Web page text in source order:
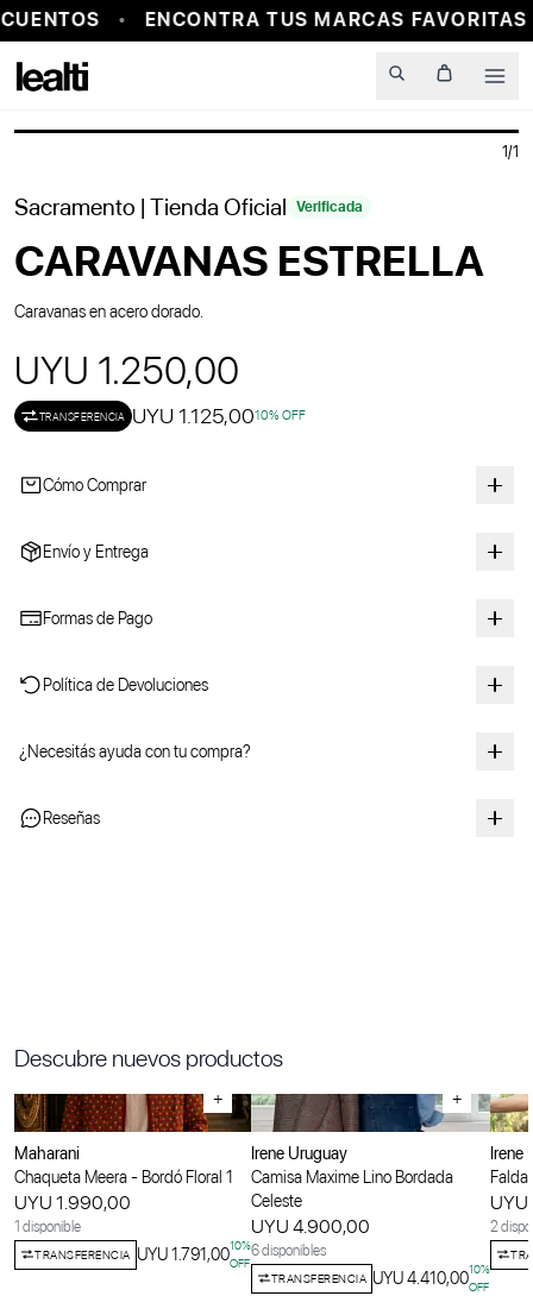
ENCONTRA TUS MARCAS FAVORITAS
1/1
Sacramento | Tienda Oficial Verificada
CARAVANAS ESTRELLA
Caravanas en acero dorado.
UYU 1.250,00
TRANSFERENCIA UYU 1.125,0010% OFF
Cómo Comprar
Envío y Entrega
Formas de Pago
Política de Devoluciones
¿Necesitás ayuda con tu compra?
Reseñas
Descubre nuevos productos
+
Maharani
Chaqueta Meera - Bordó Floral 1
UYU 1.990,00
1 disponible
TRANSFERENCIA UYU 1.791,0010%
OFF
+
Irene Uruguay
Camisa Maxime Lino Bordada
Celeste
UYU 4.900,00
6 disponibles
TRANSFERENCIA UYU 4.410,0010%
OFF
Irene
Falda
2